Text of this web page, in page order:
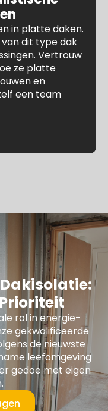
in platte daken.
dit type dak
Vertrouw
ze platte
en
een team
rol in energie-
gekwalificeerde
de nieuwste
leefomgeving
gedoe met eigen